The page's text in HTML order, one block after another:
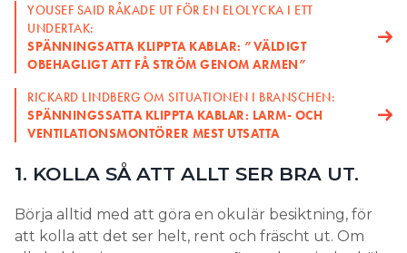
YOUSEF SAID RÅKADE UT FÖR EN ELOLYCKA I ETT
UNDERTAK:
SPÄNNINGSATTA KLIPPTA KABLAR: ”VÄLDIGT
OBEHAGLIGT ATT FÅ STRÖM GENOM ARMEN”
RICKARD LINDBERG OM SITUATIONEN I BRANSCHEN:
SPÄNNINGSSATTA KLIPPTA KABLAR: LARM- OCH
VENTILATIONSMONTÖRER MEST UTSATTA
1. KOLLA SÅ ATT ALLT SER BRA UT.
Börja alltid med att göra en okulär besiktning, för
att kolla att det ser helt, rent och fräscht ut. Om